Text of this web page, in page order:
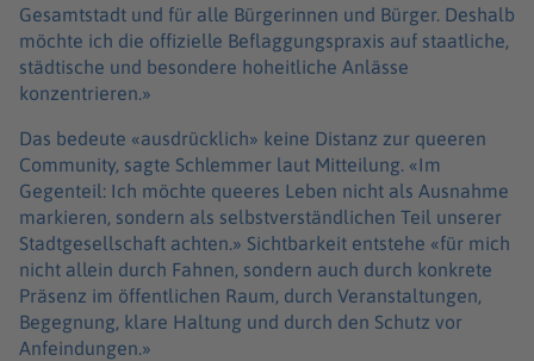
Gesamtstadt und für alle Bürgerinnen und Bürger. Deshalb
möchte ich die offizielle Beflaggungspraxis auf staatliche,
städtische und besondere hoheitliche Anlässe
konzentrieren.»
Das bedeute «ausdrücklich» keine Distanz zur queeren
Community, sagte Schlemmer laut Mitteilung. «Im
Gegenteil: Ich möchte queeres Leben nicht als Ausnahme
markieren, sondern als selbstverständlichen Teil unserer
Stadtgesellschaft achten.» Sichtbarkeit entstehe «für mich
nicht allein durch Fahnen, sondern auch durch konkrete
Präsenz im öffentlichen Raum, durch Veranstaltungen,
Begegnung, klare Haltung und durch den Schutz vor
Anfeindungen.»